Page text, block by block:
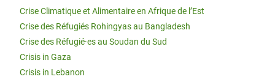
Crise Climatique et Alimentaire en Afrique de l’Est
Crise des Réfugiés Rohingyas au Bangladesh
Crise des Réfugié·es au Soudan du Sud
Crisis in Gaza
Crisis in Lebanon